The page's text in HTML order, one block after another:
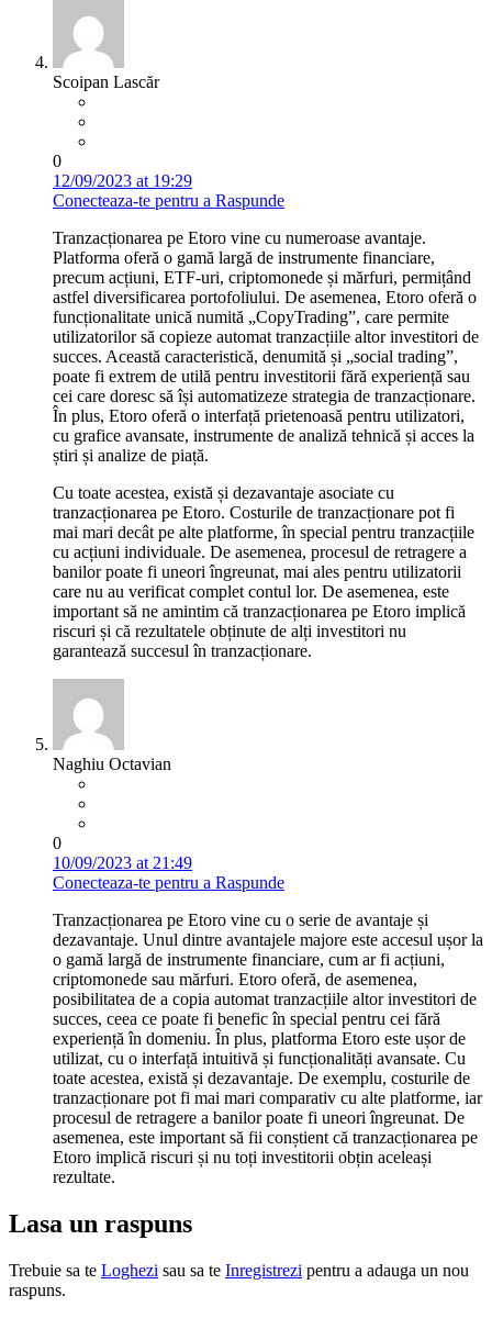
Scoipan Lascăr
0
12/09/2023 at 19:29
Conecteaza-te pentru a Raspunde
Tranzacționarea pe Etoro vine cu numeroase avantaje.
Platforma oferă o gamă largă de instrumente financiare,
precum acțiuni, ETF-uri, criptomonede și mărfuri, permițând
astfel diversificarea portofoliului. De asemenea, Etoro oferă o
funcționalitate unică numită „CopyTrading”, care permite
utilizatorilor să copieze automat tranzacțiile altor investitori de
succes. Această caracteristică, denumită și „social trading”,
poate fi extrem de utilă pentru investitorii fără experiență sau
cei care doresc să își automatizeze strategia de tranzacționare.
În plus, Etoro oferă o interfață prietenoasă pentru utilizatori,
cu grafice avansate, instrumente de analiză tehnică și acces la
știri și analize de piață.
Cu toate acestea, există și dezavantaje asociate cu
tranzacționarea pe Etoro. Costurile de tranzacționare pot fi
mai mari decât pe alte platforme, în special pentru tranzacțiile
cu acțiuni individuale. De asemenea, procesul de retragere a
banilor poate fi uneori îngreunat, mai ales pentru utilizatorii
care nu au verificat complet contul lor. De asemenea, este
important să ne amintim că tranzacționarea pe Etoro implică
riscuri și că rezultatele obținute de alți investitori nu
garantează succesul în tranzacționare.
Naghiu Octavian
0
10/09/2023 at 21:49
Conecteaza-te pentru a Raspunde
Tranzacționarea pe Etoro vine cu o serie de avantaje și
dezavantaje. Unul dintre avantajele majore este accesul ușor la
o gamă largă de instrumente financiare, cum ar fi acțiuni,
criptomonede sau mărfuri. Etoro oferă, de asemenea,
posibilitatea de a copia automat tranzacțiile altor investitori de
succes, ceea ce poate fi benefic în special pentru cei fără
experiență în domeniu. În plus, platforma Etoro este ușor de
utilizat, cu o interfață intuitivă și funcționalități avansate. Cu
toate acestea, există și dezavantaje. De exemplu, costurile de
tranzacționare pot fi mai mari comparativ cu alte platforme, iar
procesul de retragere a banilor poate fi uneori îngreunat. De
asemenea, este important să fii conștient că tranzacționarea pe
Etoro implică riscuri și nu toți investitorii obțin aceleași
rezultate.
Lasa un raspuns
Trebuie sa te Loghezi sau sa te Inregistrezi pentru a adauga un nou
raspuns.